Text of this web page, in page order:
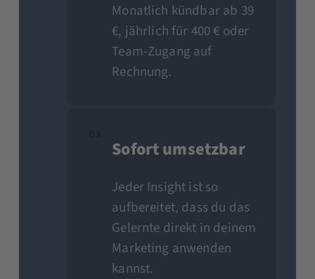
Monatlich kündbar ab 39
€, jährlich für 400 € oder
Team-Zugang auf
Rechnung.
Sofort umsetzbar
Jeder Insight ist so
aufbereitet, dass du das
Gelernte direkt in deinem
Marketing anwenden
kannst.